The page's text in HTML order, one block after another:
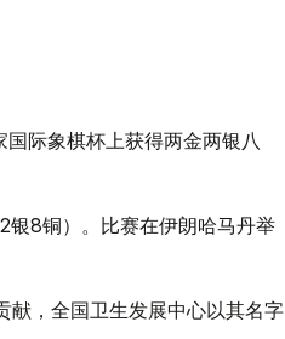
际象棋杯上获得两金两银八
银8铜）。比赛在伊朗哈马丹举
献，全国卫生发展中心以其名字